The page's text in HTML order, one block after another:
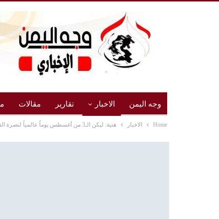
وجه اليمن الاخبار تقارير مقالات
Home الاخبار هنية: ليكن الـ3 من أغسطس يوماً عالمياً لنصرة القضية الفلسطينية